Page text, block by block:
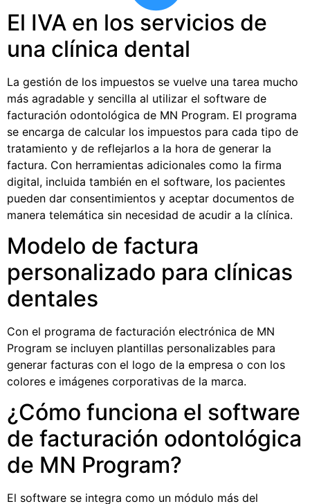
El IVA en los servicios de
una clínica dental
La gestión de los impuestos se vuelve una tarea mucho
más agradable y sencilla al utilizar el software de
facturación odontológica de MN Program. El programa
se encarga de calcular los impuestos para cada tipo de
tratamiento y de reflejarlos a la hora de generar la
factura. Con herramientas adicionales como la firma
digital, incluida también en el software, los pacientes
pueden dar consentimientos y aceptar documentos de
manera telemática sin necesidad de acudir a la clínica.
Modelo de factura
personalizado para clínicas
dentales
Con el programa de facturación electrónica de MN
Program se incluyen plantillas personalizables para
generar facturas con el logo de la empresa o con los
colores e imágenes corporativas de la marca.
¿Cómo funciona el software
de facturación odontológica
de MN Program?
El software se integra como un módulo más del